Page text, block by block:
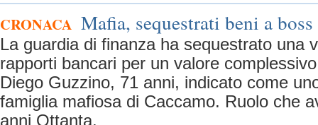
CRONACA Mafia, sequestrati beni a
La guardia di finanza ha sequestrato una
rapporti bancari per un valore
Diego Guzzino, 71 anni, indicato come
famiglia mafiosa di Caccamo. Ruolo che
anni Ottanta.